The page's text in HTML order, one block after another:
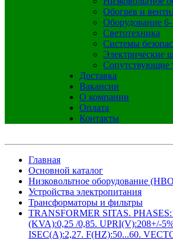
Обогрев и
Оборудование
Светотехника
Системы
Электрические
Сопутствующие
Доставка
Вакансии
О компании
Оплата
Контакты
Главная
Основной каталог
Низковольтное оборудование
Устройства электропитания
Трансформаторы и фильтры
TRANSFORMER SITAS.
(KVA):0,25 /0,85. UPRI(V):208+/-
ISEC(A):2,27. F(HZ):50...60.